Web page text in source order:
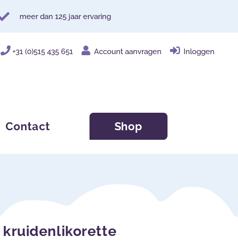
meer dan 125 jaar ervaring
+31 (0)515 435 651 Account aanvragen Inloggen
Contact Shop
kruidenlikorette